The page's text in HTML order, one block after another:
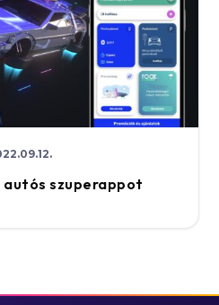
autós szuperappot